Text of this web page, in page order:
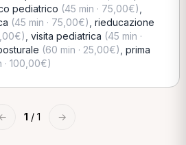
pediatrico (45 min · 75,00€)
(45 min · 75,00€) rieducazione
visita pediatrica (45 min ·
(60 min · 25,00€) prima
· 100,00€)
1 / 1 →